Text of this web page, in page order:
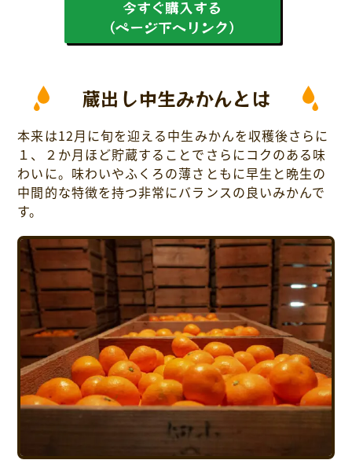
今すぐ購入する
（ページ下へリンク）
蔵出し中生みかんとは
本来は12月に旬を迎える中生みかんを収穫後さらに
１、２か月ほど貯蔵することでさらにコクのある味
わいに。味わいやふくろの薄さともに早生と晩生の
中間的な特徴を持つ非常にバランスの良いみかんで
す。